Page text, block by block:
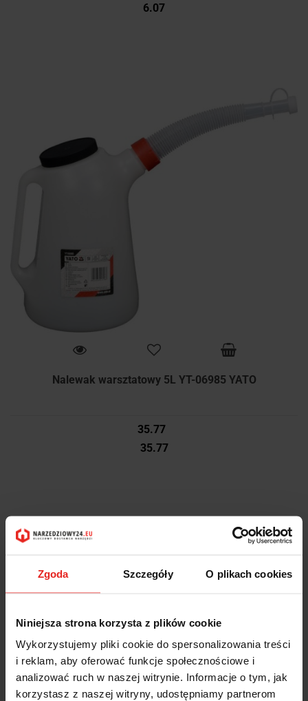
Zgoda Szczegóły O plikach cookies
Niniejsza strona korzysta z plików cookie
Wykorzystujemy pliki cookie do spersonalizowania treści
i reklam, aby oferować funkcje społecznościowe i
analizować ruch w naszej witrynie. Informacje o tym, jak
korzystasz z naszej witryny, udostępniamy partnerom
6.07
Nalewak warsztatowy 5L YT-06985 YATO
35.77
35.77